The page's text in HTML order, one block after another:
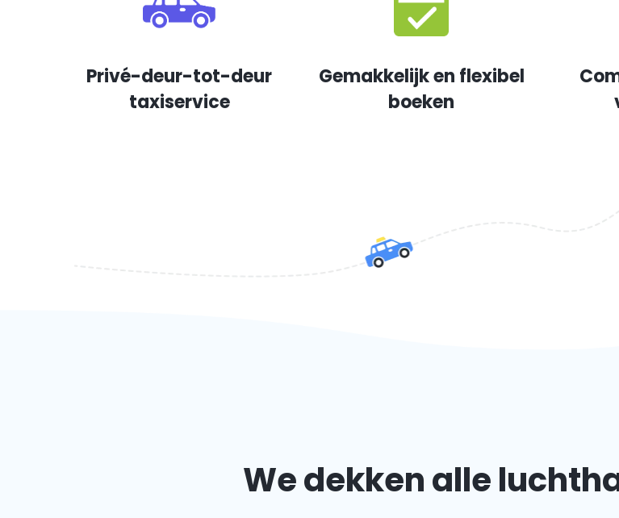
Privé-deur-tot-deur
taxiservice
Gemakkelijk en flexibel
boeken
We dekken alle